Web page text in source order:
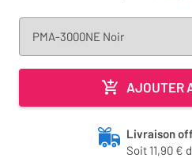
AJOUTER
Livraison
Soit 11,90 €